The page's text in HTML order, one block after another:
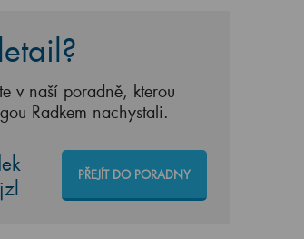
v naší poradně, kterou
Radkem nachystali.
PŘEJÍT DO PORADNY